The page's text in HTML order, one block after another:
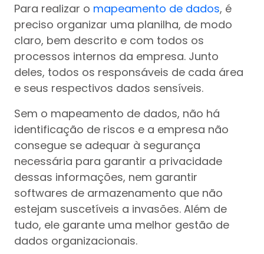
Para realizar o mapeamento de dados, é
preciso organizar uma planilha, de modo
claro, bem descrito e com todos os
processos internos da empresa. Junto
deles, todos os responsáveis de cada área
e seus respectivos dados sensíveis.
Sem o mapeamento de dados, não há
identificação de riscos e a empresa não
consegue se adequar à segurança
necessária para garantir a privacidade
dessas informações, nem garantir
softwares de armazenamento que não
estejam suscetíveis a invasões. Além de
tudo, ele garante uma melhor gestão de
dados organizacionais.